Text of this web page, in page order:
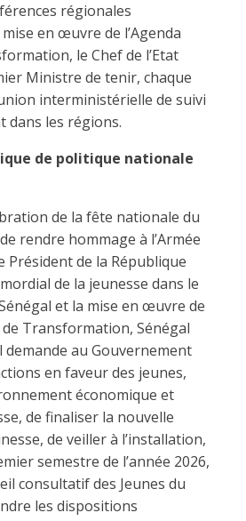
régionales
en œuvre de l’Agenda
le Chef de l’Etat
Ministre de tenir, chaque
interministérielle de suivi
dans les régions.
de politique nationale
de la fête nationale du
rendre hommage à l’Armée
Président de la République
de la jeunesse dans le
et la mise en œuvre de
de Transformation, Sénégal
demande au Gouvernement
en faveur des jeunes,
économique et
de finaliser la nouvelle
de veiller à l’installation,
semestre de l’année 2026,
consultatif des Jeunes du
les dispositions